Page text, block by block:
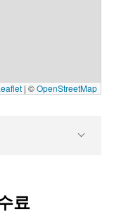
| ©OpenStreetMap
료